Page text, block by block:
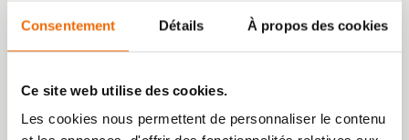
Consentement Détails À propos des cookies
Ce site web utilise des cookies.
Les cookies nous permettent de personnaliser le contenu
POÊLE À BOIS
TT21RL
POÊLE À BOIS
3 4 5 6 8 ›